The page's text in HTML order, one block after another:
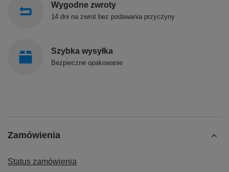
Wygodne zwroty
14 dni na zwrot bez podawania przyczyny
Szybka wysyłka
Bezpieczne opakowanie
Zamówienia
Status zamówienia